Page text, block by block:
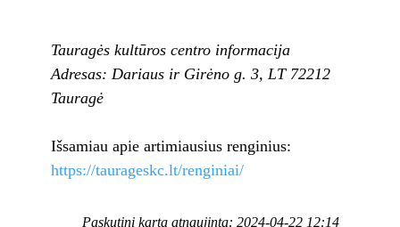
Tauragės kultūros centro informacija
Adresas: Dariaus ir Girėno g. 3, LT 72212
Tauragė
Išsamiau apie artimiausius renginius:
https://taurageskc.lt/renginiai/
Paskutinį kartą atnaujinta: 2024-04-22 12:14